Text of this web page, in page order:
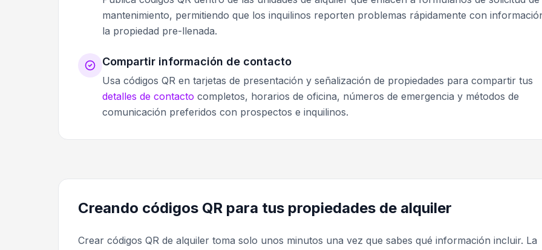
mantenimiento, permitiendo que los inquilinos reporten problemas rápidamente con
la propiedad pre-llenada.
Compartir información de contacto
Usa códigos QR en tarjetas de presentación y señalización de propiedades para compartir tus
detalles de contacto completos, horarios de oficina, números de emergencia y métodos de
comunicación preferidos con prospectos e inquilinos.
Creando códigos QR para tus propiedades de alquiler
Crear códigos QR de alquiler toma solo unos minutos una vez que sabes qué información incluir. La